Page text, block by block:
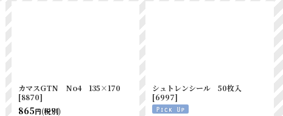
ヘイコークッキングシート未晒
33cm×30m両面シリコン
[80055]
合掌ガゼットGTN No.8
55×35×150 100枚
835円 (税別)